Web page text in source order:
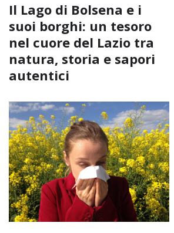
Il Lago di Bolsena e i
suoi borghi: un tesoro
nel cuore del Lazio tra
natura, storia e sapori
autentici